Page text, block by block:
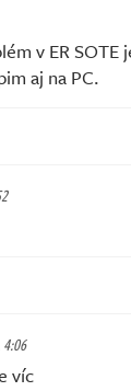
v ER SOTE
aj na PC.
víc